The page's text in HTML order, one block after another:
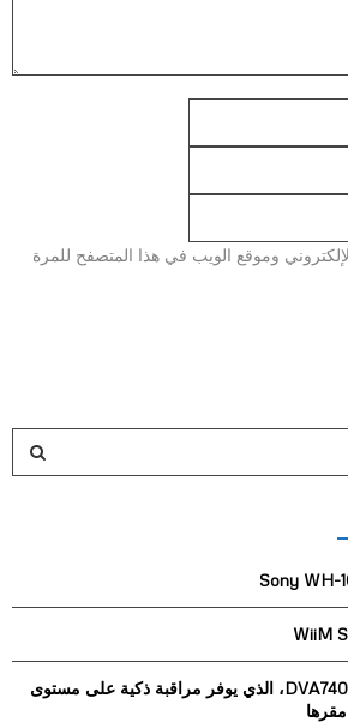
وموقع الويب في هذا المتصفح للمرة
C
أطلقت Synology جهاز DVA7400، الذي يوفر مراقبة ذكية على مستوى